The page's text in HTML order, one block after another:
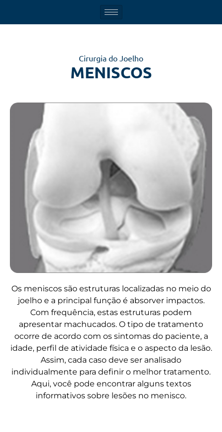
Cirurgia do Joelho
MENISCOS
Os meniscos são estruturas localizadas no meio do
joelho e a principal função é absorver impactos.
Com frequência, estas estruturas podem
apresentar machucados. O tipo de tratamento
ocorre de acordo com os sintomas do paciente, a
idade, perfil de atividade física e o aspecto da lesão.
Assim, cada caso deve ser analisado
individualmente para definir o melhor tratamento.
Aqui, você pode encontrar alguns textos
informativos sobre lesões no menisco.